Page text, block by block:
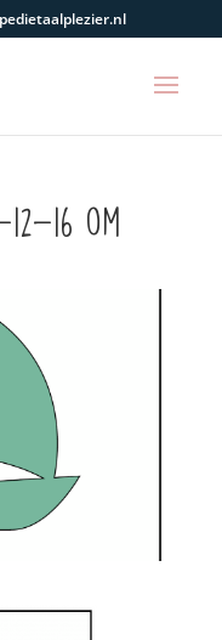
12-16 om